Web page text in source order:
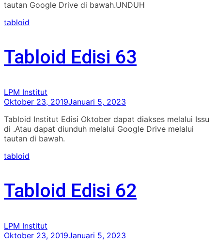
tautan Google Drive di bawah.UNDUH
tabloid
Tabloid Edisi 63
LPM Institut
Oktober 23, 2019Januari 5, 2023
Tabloid Institut Edisi Oktober dapat diakses melalui Issu
di .Atau dapat diunduh melalui Google Drive melalui
tautan di bawah.
tabloid
Tabloid Edisi 62
LPM Institut
Oktober 23, 2019Januari 5, 2023